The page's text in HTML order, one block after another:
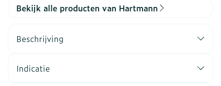
Bekijk alle producten van Hartmann
Beschrijving
Indicatie